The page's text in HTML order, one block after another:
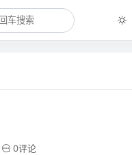
0评论